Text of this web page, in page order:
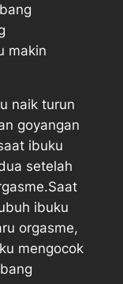
makin
naik turun
goyangan
ibuku
setelah
ibuku
orgasme,
mengocok